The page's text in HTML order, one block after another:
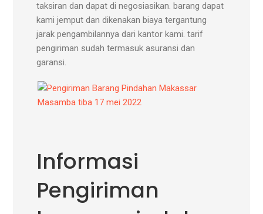
taksiran dan dapat di negosiasikan. barang dapat
kami jemput dan dikenakan biaya tergantung
jarak pengambilannya dari kantor kami. tarif
pengiriman sudah termasuk asuransi dan
garansi.
Informasi
Pengiriman